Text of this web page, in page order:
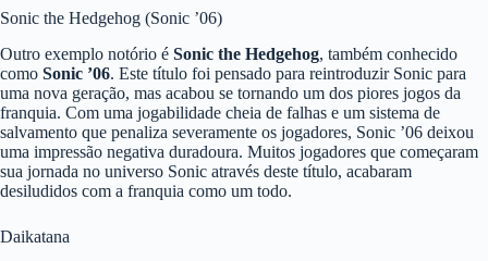
Sonic the Hedgehog (Sonic ’06)
Outro exemplo notório é Sonic the Hedgehog, também conhecido
como Sonic ’06. Este título foi pensado para reintroduzir Sonic para
uma nova geração, mas acabou se tornando um dos piores jogos da
franquia. Com uma jogabilidade cheia de falhas e um sistema de
salvamento que penaliza severamente os jogadores, Sonic ’06 deixou
uma impressão negativa duradoura. Muitos jogadores que começaram
sua jornada no universo Sonic através deste título, acabaram
desiludidos com a franquia como um todo.
Daikatana